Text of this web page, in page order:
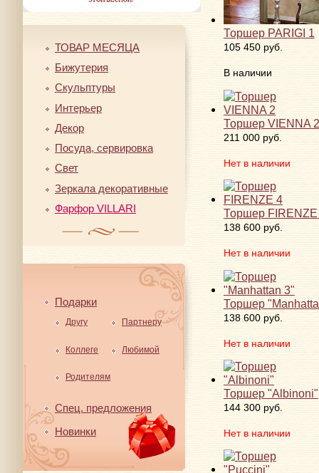
ТОВАР МЕСЯЦА
Бижутерия
Скульптуры
Интерьер
Декор
Посуда, сервировка
Свет
Зеркала декоративные
Фарфор VILLARI
Подарки
Другу Партнеру
Коллеге Любимой
Родителям
Спец. предложения
Новинки
Торшер PARIGI 1
105 450 руб.
В наличии
Торшер VIENNA 2
211 000 руб.
Нет в наличии
Торшер FIRENZE
138 600 руб.
Нет в наличии
Торшер
138 600 руб.
Нет в наличии
Торшер "Albinoni"
144 300 руб.
Нет в наличии